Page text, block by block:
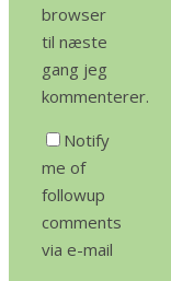
browser
til næste
gang jeg
kommenterer.
Notify
me of
followup
comments
via e-mail